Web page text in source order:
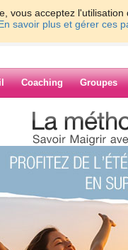
vous acceptez
savoir plus et gérer ces
Coaching Groupes
> evelyne64510 > en
de
800 gr